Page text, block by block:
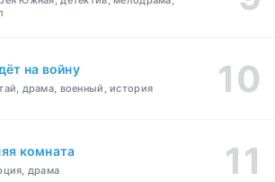
на войну
драма, военный, история
комната
драма